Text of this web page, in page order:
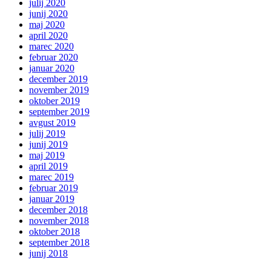
julij 2020
junij 2020
maj 2020
april 2020
marec 2020
februar 2020
januar 2020
december 2019
november 2019
oktober 2019
september 2019
avgust 2019
julij 2019
junij 2019
maj 2019
april 2019
marec 2019
februar 2019
januar 2019
december 2018
november 2018
oktober 2018
september 2018
junij 2018